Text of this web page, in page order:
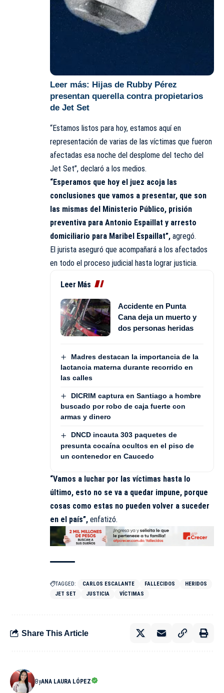
Leer más: Hijas de Rubby Pérez
presentan querella contra propietarios
de Jet Set
“Estamos listos para hoy, estamos aquí en
representación de varias de las víctimas que fueron
afectadas esa noche del desplome del techo del
Jet Set”, declaró a los medios.
“Esperamos que hoy el juez acoja las
conclusiones que vamos a presentar, que son
las mismas del Ministerio Público, prisión
preventiva para Antonio Espaillat y arresto
domiciliario para Maribel Espaillat”, agregó.
El jurista aseguró que acompañará a los afectados
en todo el proceso judicial hasta lograr justicia.
Leer Más
Accidente en Punta
Cana deja un muerto y
dos personas heridas
Madres destacan la importancia de la
lactancia materna durante recorrido en
las calles
DICRIM captura en Santiago a hombre
buscado por robo de caja fuerte con
armas y dinero
DNCD incauta 303 paquetes de
presunta cocaína ocultos en el piso de
un contenedor en Caucedo
“Vamos a luchar por las víctimas hasta lo
último, esto no se va a quedar impune, porque
cosas como estas no pueden volver a suceder
en el país”, enfatizó.
TAGGED: CARLOS ESCALANTE FALLECIDOS
HERIDOS
JET SET
JUSTICIA VÍCTIMAS
Share This Article
ByANA LAURA LÓPEZ